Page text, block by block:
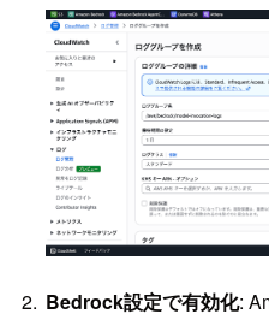
Bedrock設定で有効化: